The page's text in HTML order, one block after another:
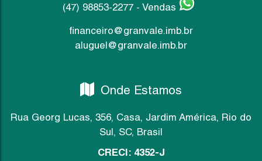
(47) 98853-2277 - Vendas
financeiro@granvale.imb.br
aluguel@granvale.imb.br
Onde Estamos
Rua Georg Lucas, 356, Casa, Jardim América, Rio do
Sul, SC, Brasil
CRECI: 4352-J